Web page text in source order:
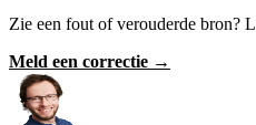
Zie een fout of verouderde bron?
Meld een correctie →